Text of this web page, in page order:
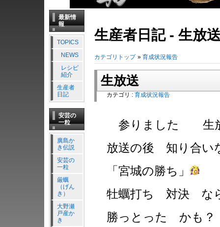
最新情
報
TOPICS
NEWS
レシピ
紹介
生産者
日記
安芸の
一粒
廣島か
き伝説
安芸の
一粒
厳蠣
（げん
き）
大野瀬
戸産か
き
生産者日記 - 生放
カテゴリトップ »育成状況報告
生放送
カテゴリ : 育成状況報告
参りました 生放
放送の後 知り合
「宮城の勝ち」
牡蠣打ち 対決 な
勝っとった かも？